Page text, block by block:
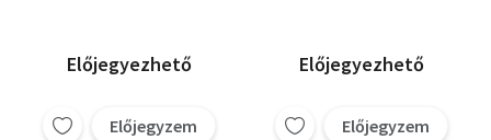
Előjegyezhető
Előjegyzem
Előjegyezhető
Előjegyzem